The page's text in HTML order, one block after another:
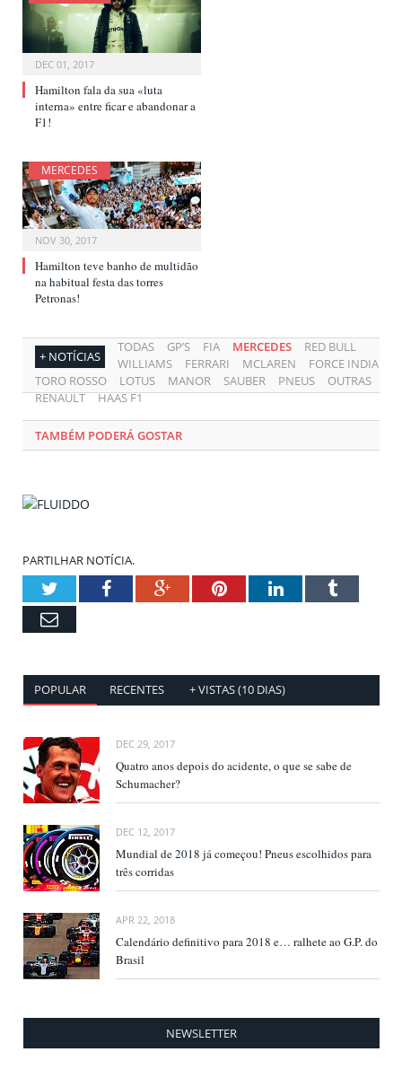
DEC 01, 2017
Hamilton fala da sua «luta
interna» entre ficar e abandonar a
F1!
MERCEDES
NOV 30, 2017
Hamilton teve banho de multidão
na habitual festa das torres
Petronas!
+ NOTÍCIAS
TODAS GP’S FIA MERCEDES
RED BULL
WILLIAMS
FERRARI MCLAREN
FORCE INDIA
TORO ROSSO
LOTUS MANOR SAUBER PNEUS
OUTRAS
RENAULT
HAAS F1
TAMBÉM PODERÁ GOSTAR
PARTILHAR NOTÍCIA.
TwitterFacebookGoogle+PinterestLinkedInTumblr
Email
POPULAR RECENTES + VISTAS (10 DIAS)
DEC 29, 2017
Quatro anos depois do acidente, o que se sabe de
Schumacher?
DEC 12, 2017
Mundial de 2018 já começou! Pneus escolhidos para
três corridas
APR 22, 2018
Calendário definitivo para 2018 e… ralhete ao G.P. do
Brasil
NEWSLETTER